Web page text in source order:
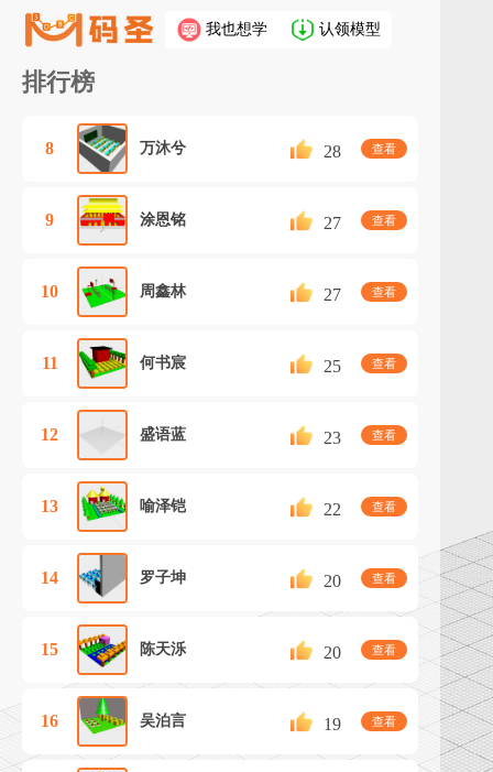
排行榜
8 万沐兮 28 查看
9 涂恩铭 27 查看
10 周鑫林 27 查看
11 何书宸 25 查看
12 盛语蓝 23 查看
13 喻泽铠 22 查看
14 罗子坤 20 查看
15 陈天泺 20 查看
16 吴泊言 19 查看
我也想学 认领模型